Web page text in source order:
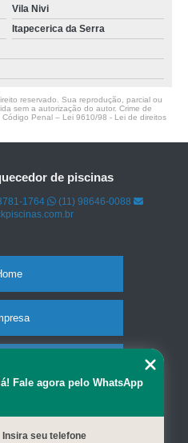
Vila Nivi
Itapecerica da Serra
reservado. Sua reprodução, parcial ou
sem a autorização do autor. Crime de
Código Penal – Lei 9610/98 - Lei de direitos
de piscinas
1764
(11) 98646-0088
Fale agora pelo WhatsApp
Insira seu telefone